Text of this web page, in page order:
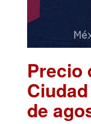
Precio
de